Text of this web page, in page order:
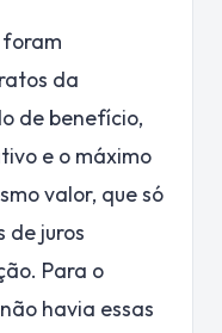
da
de benefício,
e o máximo
valor, que só
de juros
Para o
havia essas